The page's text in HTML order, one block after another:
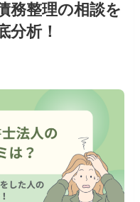
務整理の相談を
分析！